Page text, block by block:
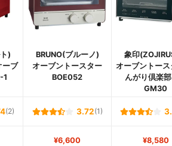
)
ーブ
1
BRUNO(ブルーノ)
オーブントースター
BOE052
象印
オーブントース
んがり倶楽
GM30
(2) 3.72(1)
¥6,600 ¥8,580